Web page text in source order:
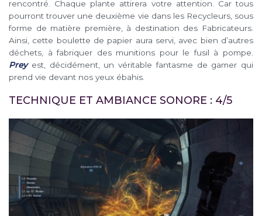
rencontré. Chaque plante attirera votre attention. Car tous
pourront trouver une deuxième vie dans les Recycleurs, sous
forme de matière première, à destination des Fabricateurs.
Ainsi, cette boulette de papier aura servi, avec bien d’autres
déchets, à fabriquer des munitions pour le fusil à pompe.
Prey est, décidément, un véritable fantasme de gamer qui
prend vie devant nos yeux ébahis.
TECHNIQUE ET AMBIANCE SONORE : 4/5